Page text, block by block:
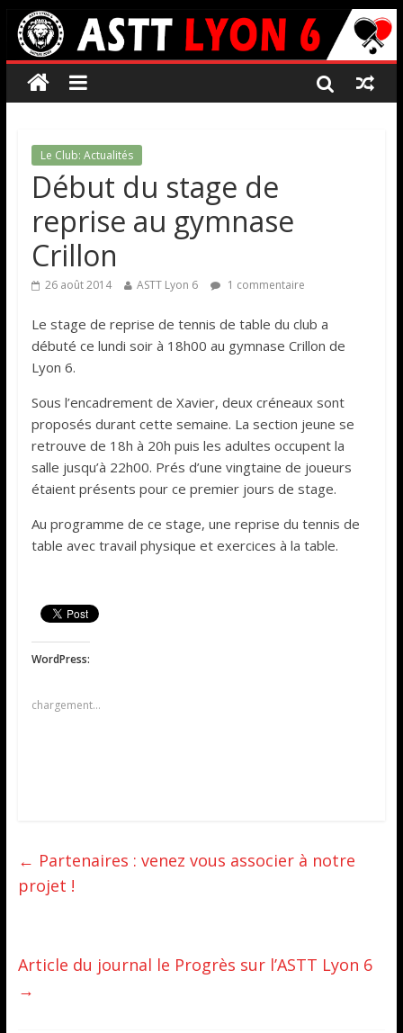
Le Club: Actualités
Début du stage de
reprise au gymnase
Crillon
26 août 2014 ASTT Lyon 6 1 commentaire
Le stage de reprise de tennis de table du club a
débuté ce lundi soir à 18h00 au gymnase Crillon de
Lyon 6.
Sous l’encadrement de Xavier, deux créneaux sont
proposés durant cette semaine. La section jeune se
retrouve de 18h à 20h puis les adultes occupent la
salle jusqu’à 22h00. Prés d’une vingtaine de joueurs
étaient présents pour ce premier jours de stage.
Au programme de ce stage, une reprise du tennis de
table avec travail physique et exercices à la table.
WordPress:
chargement…
← Partenaires : venez vous associer à notre
projet !
Article du journal le Progrès sur l’ASTT Lyon 6
→